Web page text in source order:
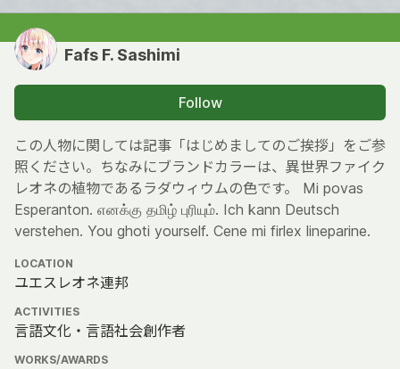
Fafs F. Sashimi
Follow
この人物に関しては記事「はじめましてのご挨拶」をご参
照ください。ちなみにブランドカラーは、異世界ファイク
レオネの植物であるラダウィウムの色です。 Mi povas
Esperanton. எனக்கு தமிழ் புரியும். Ich kann Deutsch
verstehen. You ghoti yourself. Cene mi firlex lineparine.
LOCATION
ユエスレオネ連邦
ACTIVITIES
言語文化・言語社会創作者
WORKS/AWARDS